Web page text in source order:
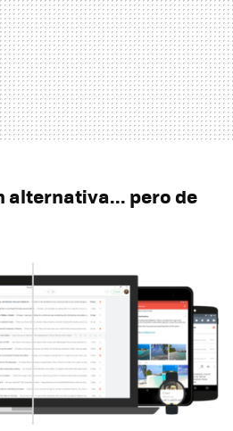
alternativa... pero de